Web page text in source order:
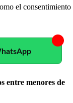
el consentimiento
entre menores de